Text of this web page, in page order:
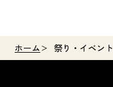
ホーム 祭り・イベント